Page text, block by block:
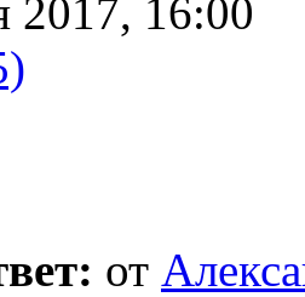
2017, 16:00
от